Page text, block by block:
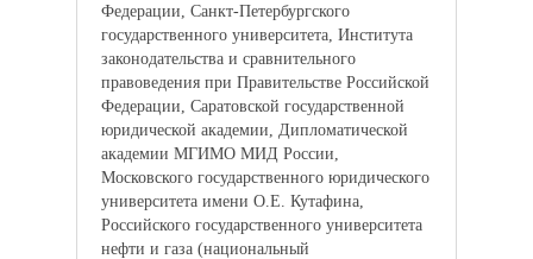
Федерации, Санкт-Петербургского
государственного университета, Института
законодательства и сравнительного
правоведения при Правительстве Российской
Федерации, Саратовской государственной
юридической академии, Дипломатической
академии МГИМО МИД России,
Московского государственного юридического
университета имени О.Е. Кутафина,
Российского государственного университета
нефти и газа (национальный